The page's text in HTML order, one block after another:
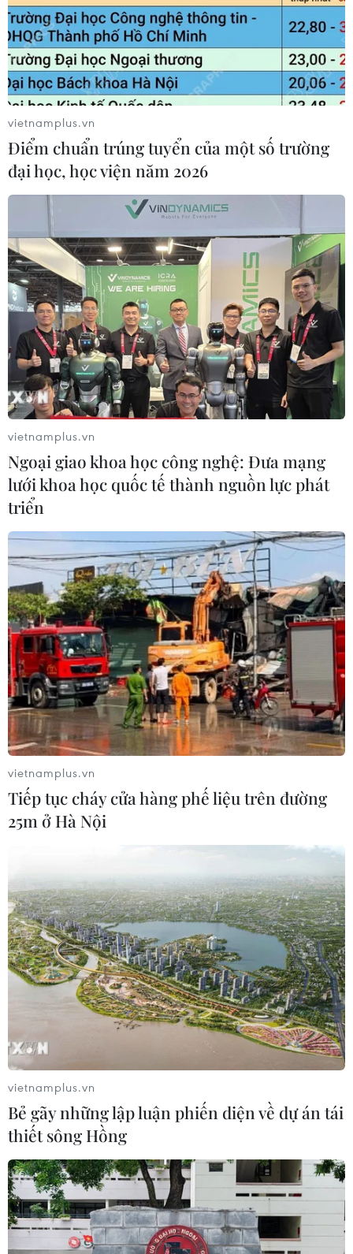
TIN CÙNG CHUYÊN MỤC
Bắt giữ 4 đối tượng trộm chó,
dùng súng tự chế tấn công công an
10/08/2026 04:36
Cảnh báo các thủ đoạn
vietnamplus.vn
Điểm chuẩn trúng tuyển của một số trường
đại học, học viện năm 2026
vietnamplus.vn
Ngoại giao khoa học công nghệ: Đưa mạng
lưới khoa học quốc tế thành nguồn lực phát
triển
vietnamplus.vn
Tiếp tục cháy cửa hàng phế liệu trên đường
25m ở Hà Nội
vietnamplus.vn
Bẻ gãy những lập luận phiến diện về dự án tái
thiết sông Hồng